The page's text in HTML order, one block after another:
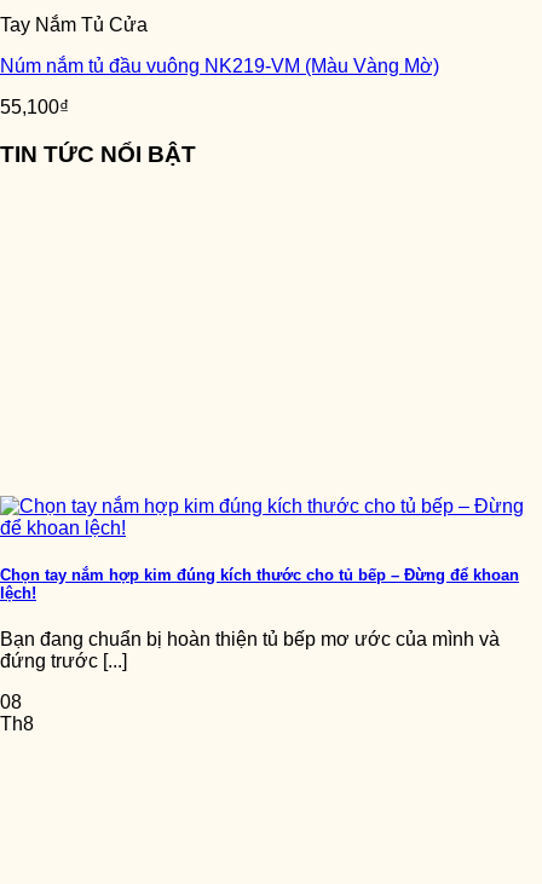
Tay Nắm Tủ Cửa
Núm nắm tủ đầu vuông NK219-VM (Màu Vàng Mờ)
55,100₫
TIN TỨC NỔI BẬT
Chọn tay nắm hợp kim đúng kích thước cho tủ bếp – Đừng để khoan
lệch!
Bạn đang chuẩn bị hoàn thiện tủ bếp mơ ước của mình và
đứng trước [...]
08
Th8